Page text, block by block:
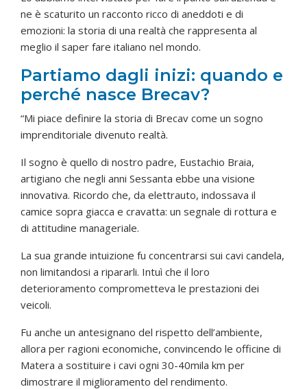
ne è scaturito un racconto ricco di aneddoti e di
emozioni: la storia di una realtà che rappresenta al
meglio il saper fare italiano nel mondo.
Partiamo dagli inizi: quando e
perché nasce Brecav?
“Mi piace definire la storia di Brecav come un sogno
imprenditoriale divenuto realtà.
Il sogno è quello di nostro padre, Eustachio Braia,
artigiano che negli anni Sessanta ebbe una visione
innovativa. Ricordo che, da elettrauto, indossava il
camice sopra giacca e cravatta: un segnale di rottura e
di attitudine manageriale.
La sua grande intuizione fu concentrarsi sui cavi candela,
non limitandosi a ripararli. Intuì che il loro
deterioramento comprometteva le prestazioni dei
veicoli.
Fu anche un antesignano del rispetto dell’ambiente,
allora per ragioni economiche, convincendo le officine di
Matera a sostituire i cavi ogni 30-40mila km per
dimostrare il miglioramento del rendimento.